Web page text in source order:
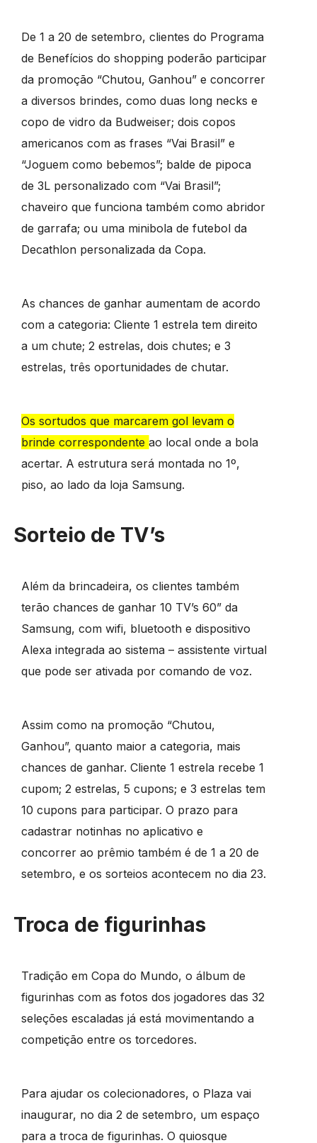
De 1 a 20 de setembro, clientes do Programa
de Benefícios do shopping poderão participar
da promoção “Chutou, Ganhou” e concorrer
a diversos brindes, como duas long necks e
copo de vidro da Budweiser; dois copos
americanos com as frases “Vai Brasil” e
“Joguem como bebemos”; balde de pipoca
de 3L personalizado com “Vai Brasil”;
chaveiro que funciona também como abridor
de garrafa; ou uma minibola de futebol da
Decathlon personalizada da Copa.
As chances de ganhar aumentam de acordo
com a categoria: Cliente 1 estrela tem direito
a um chute; 2 estrelas, dois chutes; e 3
estrelas, três oportunidades de chutar.
Os sortudos que marcarem gol levam o
brinde correspondente ao local onde a bola
acertar. A estrutura será montada no 1º,
piso, ao lado da loja Samsung.
Sorteio de TV’s
Além da brincadeira, os clientes também
terão chances de ganhar 10 TV’s 60” da
Samsung, com wifi, bluetooth e dispositivo
Alexa integrada ao sistema – assistente virtual
que pode ser ativada por comando de voz.
Assim como na promoção “Chutou,
Ganhou”, quanto maior a categoria, mais
chances de ganhar. Cliente 1 estrela recebe 1
cupom; 2 estrelas, 5 cupons; e 3 estrelas tem
10 cupons para participar. O prazo para
cadastrar notinhas no aplicativo e
concorrer ao prêmio também é de 1 a 20 de
setembro, e os sorteios acontecem no dia 23.
Troca de figurinhas
Tradição em Copa do Mundo, o álbum de
figurinhas com as fotos dos jogadores das 32
seleções escaladas já está movimentando a
competição entre os torcedores.
Para ajudar os colecionadores, o Plaza vai
inaugurar, no dia 2 de setembro, um espaço
para a troca de figurinhas. O quiosque